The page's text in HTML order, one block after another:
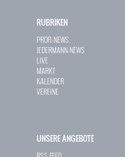
RUBRIKEN
PROFI-NEWS
JEDERMANN-NEWS
LIVE
MARKT
KALENDER
VEREINE
UNSERE ANGEBOTE